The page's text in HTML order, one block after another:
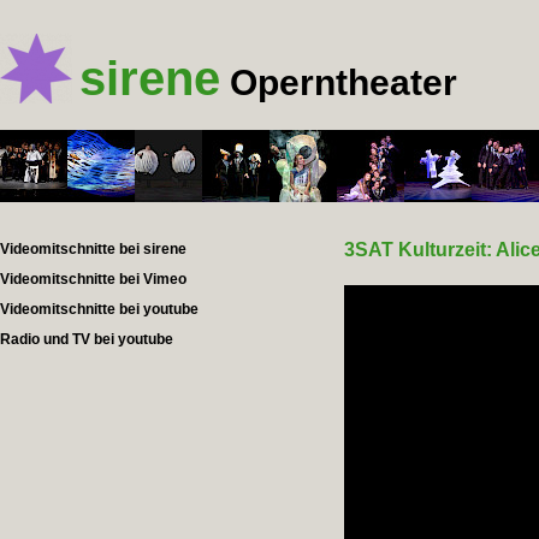
sirene Operntheater
Videomitschnitte bei sirene
Videomitschnitte bei Vimeo
Videomitschnitte bei youtube
Radio und TV bei youtube
3SAT Kulturzeit: